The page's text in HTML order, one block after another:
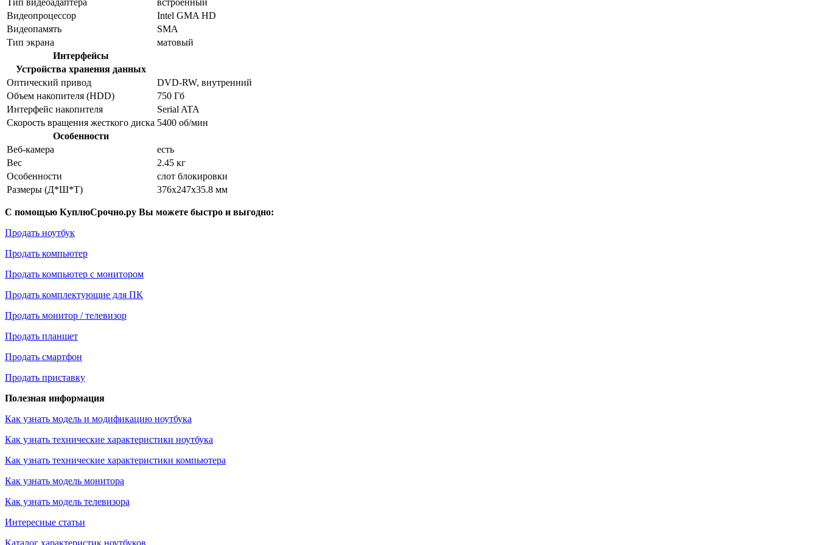
Видеопроцессор
Intel GMA HD
Видеопамять
SMA
Тип экрана
матовый
Интерфейсы
Устройства хранения данных
Оптический привод
DVD-RW, внутренний
Объем накопителя (HDD)
750 Гб
Интерфейс накопителя
Serial ATA
Скорость вращения жесткого диска 5400 об/мин
Особенности
Веб-камера
есть
Вес
2.45 кг
Особенности
слот блокировки
Размеры (Д*Ш*Т)
376x247x35.8 мм
С помощью КуплюСрочно.ру Вы можете быстро и выгодно:
Продать ноутбук
Продать компьютер
Продать компьютер с монитором
Продать комплектующие для ПК
Продать монитор / телевизор
Продать планшет
Продать смартфон
Продать приставку
Полезная информация
Как узнать модель и модификацию ноутбука
Как узнать технические характеристики ноутбука
Как узнать технические характеристики компьютера
Как узнать модель монитора
Как узнать модель телевизора
Интересные статьи
Каталог характеристик ноутбуков